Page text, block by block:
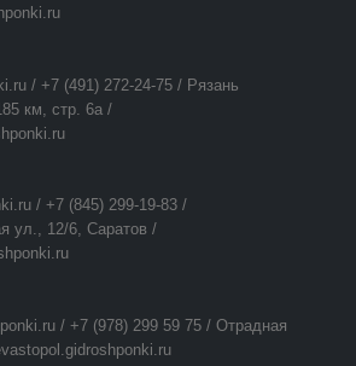
/ +7 (491) 272-24-75 / Рязань
км, стр. 6а /
/ +7 (845) 299-19-83 /
ул., 12/6, Саратов /
/ +7 (978) 299 59 75 / Отрадная